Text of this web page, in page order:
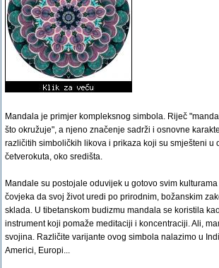
Mandala je primjer kompleksnog simbola. Riječ
što okružuje", a njeno značenje sadrži i osnovne
različitih simboličkih likova i prikaza koji su smješteni u
četverokuta, oko središta.
Mandale su postojale oduvijek u gotovo svim
čovjeka da svoj život uredi po prirodnim, božanskim
sklada. U tibetanskom budizmu mandala se koristila
instrument koji pomaže meditaciji i koncentraciji. Ali,
svojina. Različite varijante ovog simbola nalazimo u
Americi, Europi...